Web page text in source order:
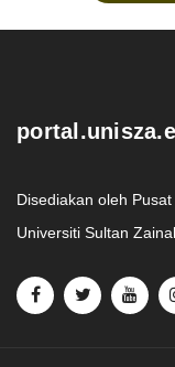
Disediakan oleh
Universiti Sultan